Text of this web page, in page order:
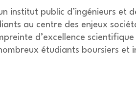
institut public d’ingénieurs et
au centre des enjeux
d’excellence scientifique
étudiants boursiers et